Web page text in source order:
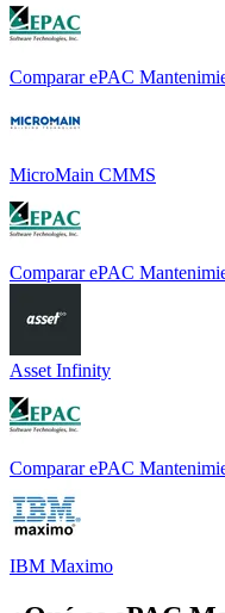
Comparar ePAC
MicroMain CMMS
Comparar ePAC
Asset Infinity
Comparar ePAC
IBM Maximo